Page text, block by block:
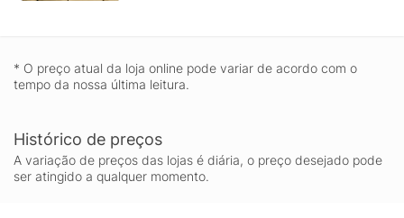
* O preço atual da loja online pode variar de acordo com o
tempo da nossa última leitura.
Histórico de preços
A variação de preços das lojas é diária, o preço desejado pode
ser atingido a qualquer momento.